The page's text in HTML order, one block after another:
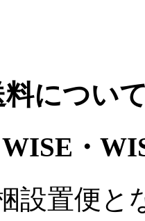
につい
・
設置便と